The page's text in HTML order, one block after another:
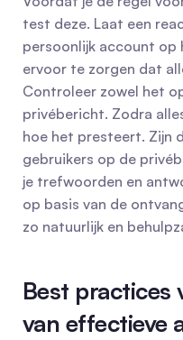
test deze. Laat een
persoonlijk account op
ervoor te zorgen dat
Controleer zowel het
privébericht. Zodra
hoe het presteert. Zijn
gebruikers op de
je trefwoorden en
op basis van de
zo natuurlijk en
Best practices
van effectieve